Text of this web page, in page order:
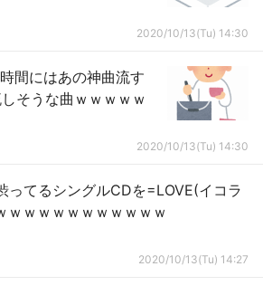
2020/10/13(Tu) 14:30
間にはあの神曲流す
そうな曲ｗｗｗｗｗ
2020/10/13(Tu) 14:30
ってるシングルCDを=LOVE(イコラ
ｗｗｗｗｗｗｗｗｗｗｗ
2020/10/13(Tu) 14:27